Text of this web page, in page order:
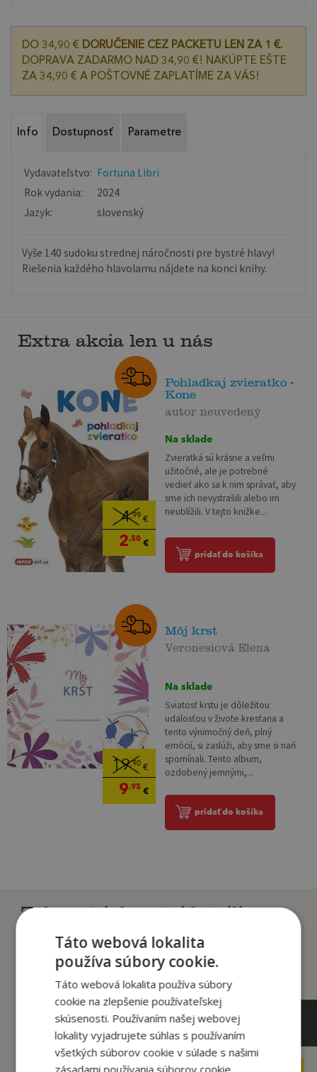
DO 34,90 € DORUČENIE CEZ PACKETU LEN ZA 1 €.
DOPRAVA ZADARMO NAD 34,90 €! NAKÚPTE EŠTE
ZA 34,90 € A POŠTOVNÉ ZAPLATÍME ZA VÁS!
Info Dostupnosť Parametre
Vydavateľstvo: Fortuna Libri
Rok vydania:
2024
Jazyk:
slovenský
Vyše 140 sudoku strednej náročnosti pre bystré hlavy!
Riešenia každého hlavolamu nájdete na konci knihy.
Extra akcia len u nás
4,99 €
2,50€
Pohladkaj zvieratko -
Kone
autor neuvedený
Na sklade
Zvieratká sú krásne a veľmi
užitočné, ale je potrebné
vedieť ako sa k nim správať, aby
sme ich nevystrašili alebo im
neublížili. V tejto knižke...
pridať do košíka
19,90€
9,95€
Môj krst
Veronesiová Elena
Na sklade
Sviatosť krstu je dôležitou
udalosťou v živote kresťana a
tento výnimočný deň, plný
emócií, si zaslúži, aby sme si naň
spomínali. Tento album,
ozdobený jemnými,...
pridať do košíka
Zákazníci, ktorí si kúpili
tento titul si tiež kúpili
Táto webová lokalita
používa súbory cookie.
Táto webová lokalita používa súbory
cookie na zlepšenie používateľskej
skúsenosti. Používaním našej webovej
lokality vyjadrujete súhlas s používaním
všetkých súborov cookie v súlade s našimi
zásadami používania súborov cookie.